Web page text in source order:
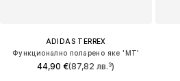
ADIDAS TERREX
Функционално поларено яке 'MT'
44,90 €(87,82 лв.³)